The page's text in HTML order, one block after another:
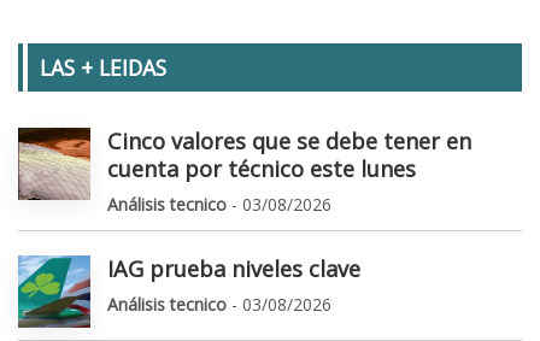
LAS + LEIDAS
Cinco valores que se debe tener en
cuenta por técnico este lunes
Análisis tecnico - 03/08/2026
IAG prueba niveles clave
Análisis tecnico - 03/08/2026